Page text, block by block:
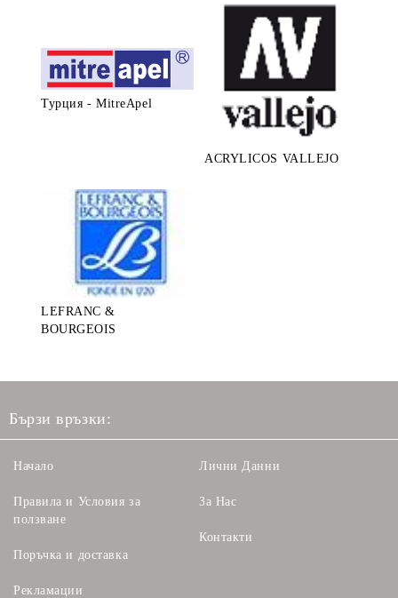
Турция - MitreApel
ACRYLICOS VALLEJO
LEFRANC &
BOURGEOIS
Бързи връзки:
Начало
Правила и Условия за
ползване
Поръчка и доставка
Рекламации
Лични Данни
За Нас
Контакти